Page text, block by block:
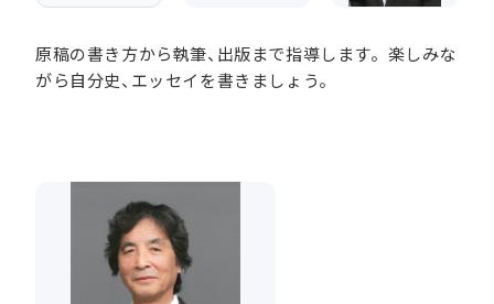
原稿の書き方から執筆、出版まで指導します。楽しみな
がら自分史、エッセイを書きましょう。